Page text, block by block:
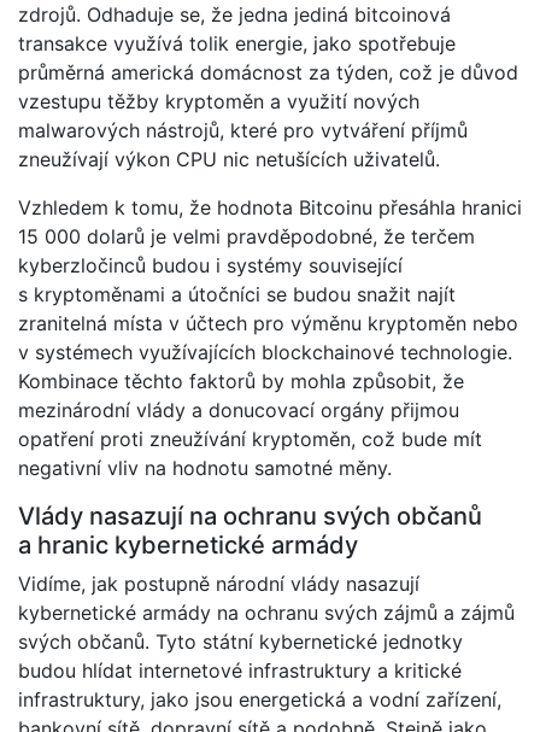
zdrojů. Odhaduje se, že jedna jediná bitcoinová
transakce využívá tolik energie, jako spotřebuje
průměrná americká domácnost za týden, což je důvod
vzestupu těžby kryptoměn a využití nových
malwarových nástrojů, které pro vytváření příjmů
zneužívají výkon CPU nic netušících uživatelů.
Vzhledem k tomu, že hodnota Bitcoinu přesáhla hranici
15 000 dolarů je velmi pravděpodobné, že terčem
kyberzločinců budou i systémy související
s kryptoměnami a útočníci se budou snažit najít
zranitelná místa v účtech pro výměnu kryptoměn nebo
v systémech využívajících blockchainové technologie.
Kombinace těchto faktorů by mohla způsobit, že
mezinárodní vlády a donucovací orgány přijmou
opatření proti zneužívání kryptoměn, což bude mít
negativní vliv na hodnotu samotné měny.
Vlády nasazují na ochranu svých občanů
a hranic kybernetické armády
Vidíme, jak postupně národní vlády nasazují
kybernetické armády na ochranu svých zájmů a zájmů
svých občanů. Tyto státní kybernetické jednotky
budou hlídat internetové infrastruktury a kritické
infrastruktury, jako jsou energetická a vodní zařízení,